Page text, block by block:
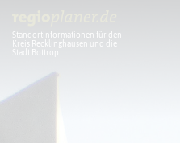
Standortinformationen für den
Kreis Recklinghausen und die
Stadt Bottrop